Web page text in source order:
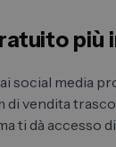
social media
di vendita
ti dà accesso